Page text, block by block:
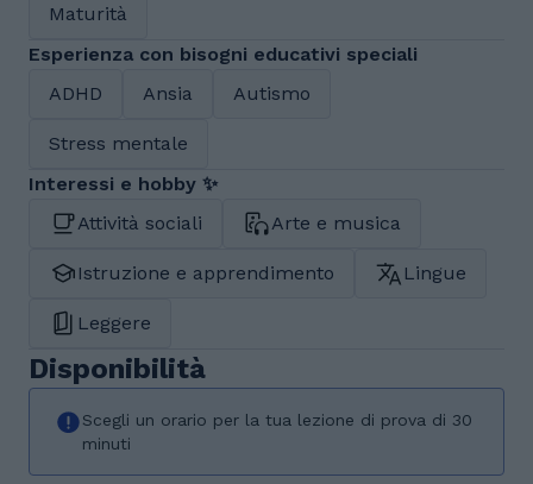
Maturità
Esperienza con bisogni educativi speciali
ADHD
Ansia Autismo
Stress mentale
Interessi e hobby ✨
Attività sociali
Arte e musica
Istruzione e apprendimento Lingue
Leggere
Disponibilità
Scegli un orario per la tua lezione di prova di 30
minuti